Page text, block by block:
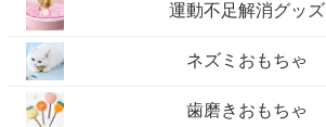
運動不足解消グッズ
ネズミおもちゃ
歯磨きおもちゃ